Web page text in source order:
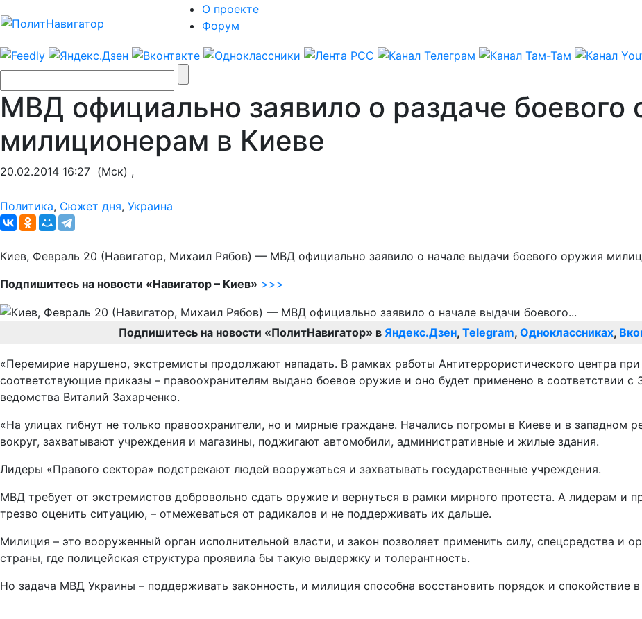
О проекте
Форум
МВД официально заявило о раздаче боевого
милиционерам в Киеве
20.02.2014 16:27 (Мск) ,
Политика, Сюжет дня, Украина
Киев, Февраль 20 (Навигатор, Михаил Рябов) — МВД официально заявило о начале выдачи боевого оружия
Подпишитесь на новости «Навигатор – Киев» >>>
Подпишитесь на новости «ПолитНавигатор» в Яндекс.Дзен, Telegram, Одноклассниках,
«Перемирие нарушено, экстремисты продолжают нападать. В рамках работы Антитеррористического центра
соответствующие приказы – правоохранителям выдано боевое оружие и оно будет применено в соответствии с
ведомства Виталий Захарченко.
«На улицах гибнут не только правоохранители, но и мирные граждане. Начались погромы в Киеве и в западном
вокруг, захватывают учреждения и магазины, поджигают автомобили, административные и жилые здания.
Лидеры «Правого сектора» подстрекают людей вооружаться и захватывать государственные учреждения.
МВД требует от экстремистов добровольно сдать оружие и вернуться в рамки мирного протеста. А лидерам и
трезво оценить ситуацию, – отмежеваться от радикалов и не поддерживать их дальше.
Милиция – это вооруженный орган исполнительной власти, и закон позволяет применить силу, спецсредства и
страны, где полицейская структура проявила бы такую выдержку и толерантность.
Но задача МВД Украины – поддерживать законность, и милиция способна восстановить порядок и спокойствие